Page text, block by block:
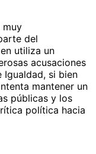
muy
del
utiliza un
acusaciones
Igualdad, si bien
mantener un
públicas y los
política hacia